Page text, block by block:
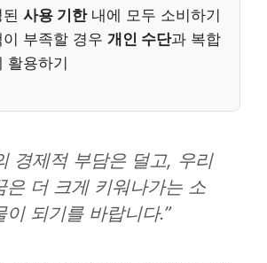
사용 기한내에 모두 소비하기
이 부족할 경우 개인 수단과 복합
활용하기
경제적 부담은 덜고, 우리
은 더 크게 키워나가는 소
이 되기를 바랍니다.”